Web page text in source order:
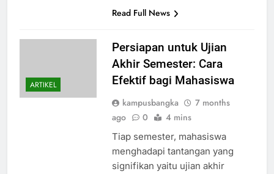
Read Full News
ARTIKEL
Persiapan untuk Ujian
Akhir Semester: Cara
Efektif bagi Mahasiswa
kampusbangka
7 months
ago
0 4 mins
Tiap semester, mahasiswa
menghadapi tantangan yang
signifikan yaitu ujian akhir